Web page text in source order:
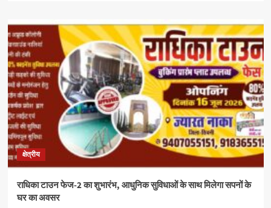
क्षेत्रीय
राधिका टाउन फेज-2 का शुभारंभ, आधुनिक सुविधाओं के साथ मिलेगा सपनों के
घर का अवसर